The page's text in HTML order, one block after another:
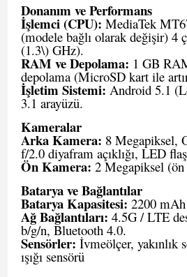
Donanım ve Performans
İşlemci (CPU): MediaTek
(modele bağlı olarak değişir)
(1.3\) GHz).
RAM ve Depolama: 1 GB
depolama (MicroSD kart ile
İşletim Sistemi: Android 5.1
3.1 arayüzü.
Kameralar
Arka Kamera: 8 Megapiksel,
f/2.0 diyafram açıklığı, LED
Ön Kamera: 2 Megapiksel
Batarya ve Bağlantılar
Batarya Kapasitesi: 2200
Ağ Bağlantıları: 4.5G / LTE
b/g/n, Bluetooth 4.0.
Sensörler: İvmeölçer, yakınlık
ışığı sensörü